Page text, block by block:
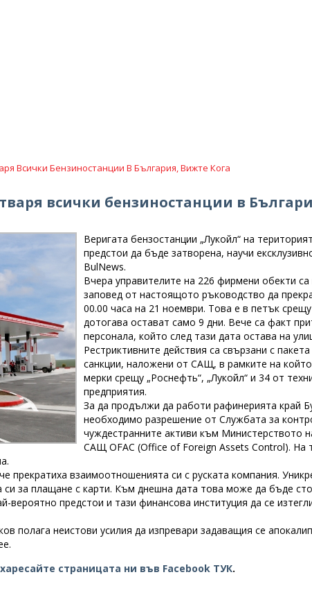
Всички Бензиностанции В България, Вижте Кога
всички бензиностанции в
Веригата бензостанции „Лукойл“ на
предстои да бъде затворена, научи
BulNews.
Вчера управителите на 226 фирмени обекти са
заповед от настоящото ръководство да
00.00 часа на 21 ноември. Това е в петък
дотогава остават само 9 дни. Вече са факт
персонала, който след тази дата остава на
Рестриктивните действия са свързани с пакета
санкции, наложени от САЩ, в рамките на
мерки срещу „Роснефть“, „Лукойл“ и 34 от
предприятия.
За да продължи да работи рафинерията край
необходимо разрешение от Службата за
чуждестранните активи към Министерството
САЩ OFAC (Office of Foreign Assets Control). На
прекратиха взаимоотношенията си с руската компания.
си за плащане с карти. Към днешна дата това може да бъде
предстои и тази финансова институция да се
полага неистови усилия да изпревари задаващия се
харесайте страницата ни във Facebook ТУК.